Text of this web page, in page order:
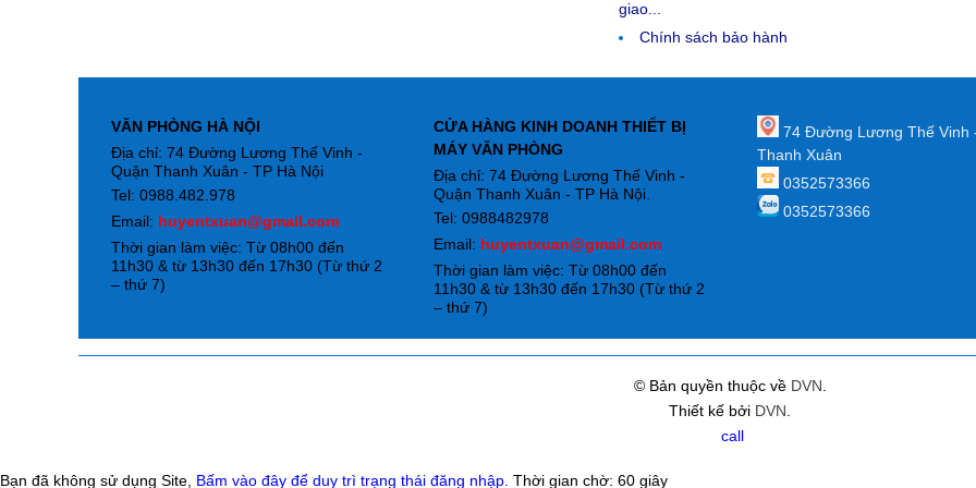
giao...
Chính sách bảo hành
VĂN PHÒNG HÀ NỘI
Địa chỉ: 74 Đường Lương Thế Vinh -
Quận Thanh Xuân - TP Hà Nội
Tel: 0988.482.978
Email: huyentxuan@gmail.com
Thời gian làm việc: Từ 08h00 đến
11h30 & từ 13h30 đến 17h30 (Từ thứ 2
– thứ 7)
CỬA HÀNG KINH DOANH THIẾT BỊ
MÁY VĂN PHÒNG
Địa chỉ: 74 Đường Lương Thế Vinh -
Quận Thanh Xuân - TP Hà Nội.
Tel: 0988482978
Email: huyentxuan@gmail.com
Thời gian làm việc: Từ 08h00 đến
11h30 & từ 13h30 đến 17h30 (Từ thứ 2
– thứ 7)
74 Đường Lương Thế Vinh
Thanh Xuân
0352573366
0352573366
© Bản quyền thuộc về DVN
Thiết kế bởi DVN
call
Bạn đã không sử dụng Site, Bấm vào đây để duy trì trạng thái đăng nhập . Thời gian chờ: 60 giây